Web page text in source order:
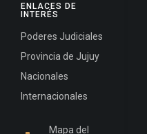
ENLACES DE
INTERÉS
Poderes Judiciales
Provincia de Jujuy
Nacionales
Internacionales
Mapa del